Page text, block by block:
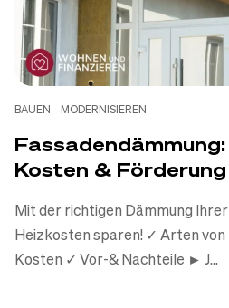
BAUEN MODERNISIEREN
Kosten &
Mit der richtigen Dämmung
Heizkosten sparen! ✓ Arten von
Kosten ✓ Vor-& Nachteile ► J...